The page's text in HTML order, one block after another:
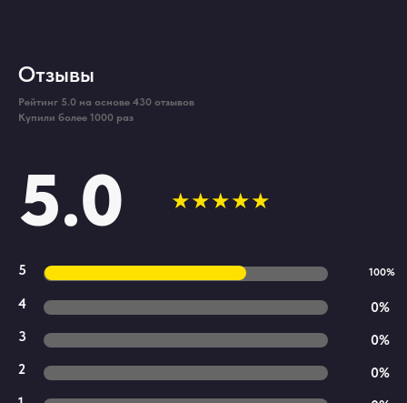
Отзывы
Рейтинг 5.0 на основе 430 отзывов
Купили более 1000 раз
★★★★★
5.0
2
3
4
5 100%
0%
0%
0%